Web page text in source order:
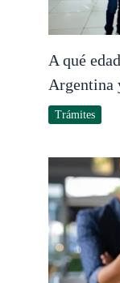
A qué
Argentina
Trámites